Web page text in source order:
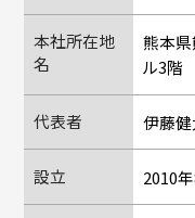
本社所在地
名
熊本
ル3階
代表者 伊藤健
設立 2010